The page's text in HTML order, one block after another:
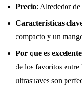
Precio: Alrededor
Características
compacto y un
Por qué es excelente
de los favoritos entre
ultrasuaves son